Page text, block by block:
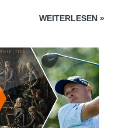
WEITERLESEN »